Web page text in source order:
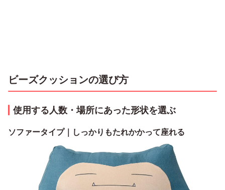
ビーズクッションの選び方
使用する人数・場所にあった形状を選ぶ
ソファータイプ｜しっかりもたれかかって座れる